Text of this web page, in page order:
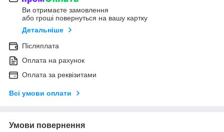
Ви отримаєте замовлення
або гроші повернуться на вашу картку
Детальніше
Післяплата
Оплата на рахунок
Оплата за реквізитами
Всі умови оплати
Умови повернення